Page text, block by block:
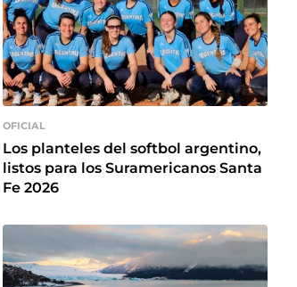
OFICIAL
Los planteles del softbol argentino,
listos para los Suramericanos Santa
Fe 2026